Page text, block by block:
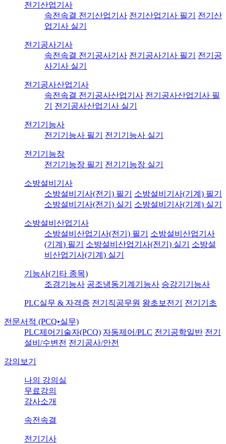
전기산업기사
속전속결 전기산업기사 전기산업기사 필기
전기산
업기사 실기
전기공사기사
속전속결 전기공사기사 전기공사기사 필기
전기공
사기사 실기
전기공사산업기사
속전속결 전기공사산업기사 전기공사산업기사 필
기
전기공사산업기사 실기
전기기능사
전기기능사 필기
전기기능사 실기
전기기능장
전기기능장 필기
전기기능장 실기
소방설비기사
소방설비기사(전기) 필기
소방설비기사(기계) 필기
소방설비기사(전기) 실기
소방설비기사(기계) 실기
소방설비산업기사
소방설비산업기사(전기) 필기
소방설비산업기사
(기계) 필기
소방설비산업기사(전기) 실기
소방설
비산업기사(기계) 실기
기능사(기타 종목)
조경기능사 공조냉동기계기능사 승강기기능사
PLC실무 & 자격증 전기직공무원 왕초보전기 전기기초
전문서적 (PCQ•실무)
PLC제어기술자(PCQ) 자동제어/PLC 전기공학일반 전기
설비/수변전 전기공사/안전
강의보기
나의 강의실
무료강의
강사소개
속전속결
전기기사